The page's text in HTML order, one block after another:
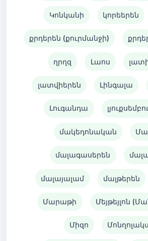
Կոնկանի կորեերեն
քրդերեն (քուրմանջի)
ղրղզ Լաոս
լատվիերեն Լինգալա
Լուգանդա
մակեդոնական
մալագասերեն
մալայալամ մալթերեն
Մարաթի Մեյթեյլոն
Միզո